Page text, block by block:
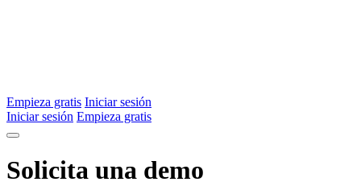
Empieza gratis Iniciar sesión
Iniciar sesión Empieza gratis
Solicita una demo